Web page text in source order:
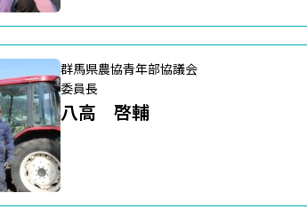
群馬県農協青年部協議会
委員長
八高 啓輔